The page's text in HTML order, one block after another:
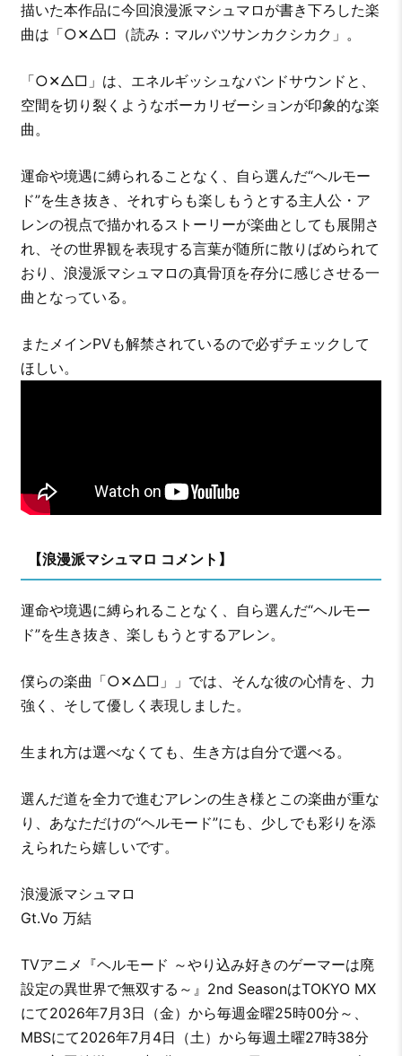
描いた本作品に今回浪漫派マシュマロが書き下ろした楽
曲は「○✕△□（読み：マルバツサンカクシカク」。
「○✕△□」は、エネルギッシュなバンドサウンドと、
空間を切り裂くようなボーカリゼーションが印象的な楽
曲。
運命や境遇に縛られることなく、自ら選んだ“ヘルモー
ド”を生き抜き、それすらも楽しもうとする主人公・ア
レンの視点で描かれるストーリーが楽曲としても展開さ
れ、その世界観を表現する言葉が随所に散りばめられて
おり、浪漫派マシュマロの真骨頂を存分に感じさせる一
曲となっている。
またメインPVも解禁されているので必ずチェックして
ほしい。
【浪漫派マシュマロ コメント】
運命や境遇に縛られることなく、自ら選んだ“ヘルモー
ド”を生き抜き、楽しもうとするアレン。
僕らの楽曲「○✕△□」」では、そんな彼の心情を、力
強く、そして優しく表現しました。
生まれ方は選べなくても、生き方は自分で選べる。
選んだ道を全力で進むアレンの生き様とこの楽曲が重な
り、あなただけの“ヘルモード”にも、少しでも彩りを添
えられたら嬉しいです。
浪漫派マシュマロ
Gt.Vo 万結
TVアニメ『ヘルモード ～やり込み好きのゲーマーは廃
設定の異世界で無双する～』2nd SeasonはTOKYO MX
にて2026年7月3日（金）から毎週金曜25時00分～、
MBSにて2026年7月4日（土）から毎週土曜27時38分